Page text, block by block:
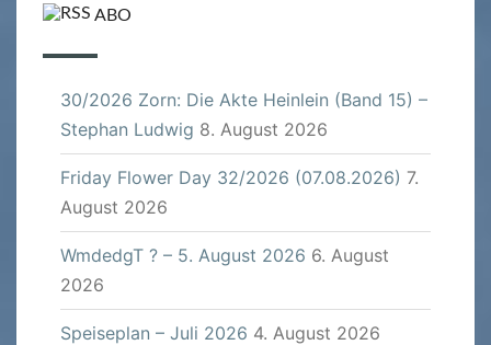
ABO
30/2026 Zorn: Die Akte Heinlein (Band 15) –
Stephan Ludwig 8. August 2026
Friday Flower Day 32/2026 (07.08.2026) 7.
August 2026
WmdedgT ? – 5. August 2026 6. August
2026
Speiseplan – Juli 2026 4. August 2026